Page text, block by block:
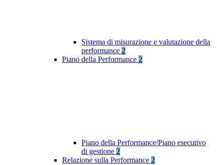
Sistema di misurazione e valutazione della
performance 2
Piano della Performance 2
Piano della Performance/Piano esecutivo
di gestione 2
Relazione sulla Performance 2